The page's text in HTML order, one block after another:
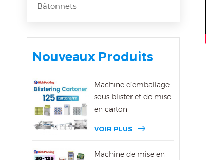
Bâtonnets
Nouveaux Produits
Machine d'emballage
sous blister et de mise
en carton
VOIR PLUS
Machine de mise en